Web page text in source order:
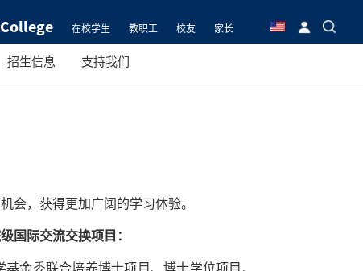
在校学生 教职工 校友 家长
招生信息 支持我们
会，获得更加广阔的学习体验。
国际交流交换项目：
金委联合培养博士项目、博士学位项目、